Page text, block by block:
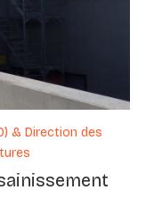
& Direction des